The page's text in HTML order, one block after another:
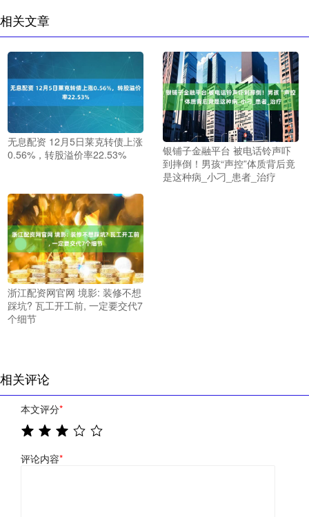
相关文章
无息配资 12月5日莱克转债上涨
0.56%，转股溢价率22.53%
银铺子金融平台 被电话铃声吓
到摔倒！男孩“声控”体质背后竟
是这种病_小刁_患者_治疗
浙江配资网官网 境影: 装修不想
踩坑? 瓦工开工前, 一定要交代7
个细节
相关评论
本文评分*
评论内容*